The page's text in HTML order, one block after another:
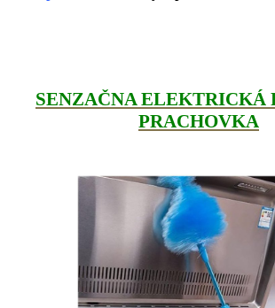
SENZAČNA ELEKTRICKÁ
PRACHOVKA